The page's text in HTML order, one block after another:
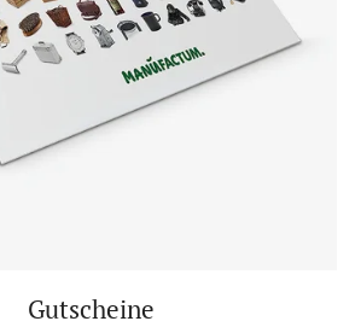
Gutscheine